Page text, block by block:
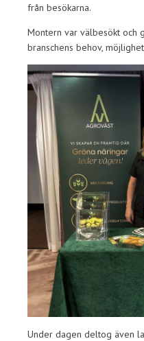
från besökarna.
Montern var välbesökt och
branschens behov,
Under dagen deltog även